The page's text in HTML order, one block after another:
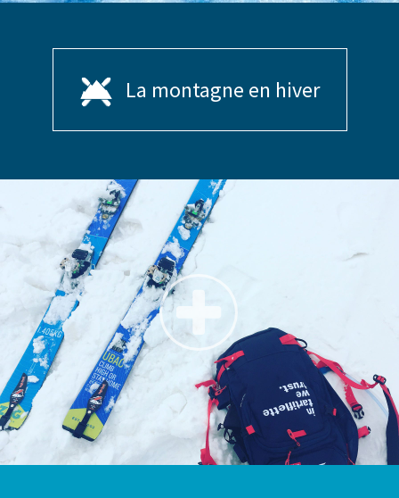
La montagne en hiver